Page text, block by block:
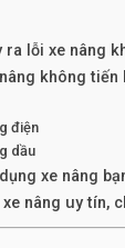
ra lỗi xe nâng
không
điện
dầu
xe nâng
nâng uy tín,